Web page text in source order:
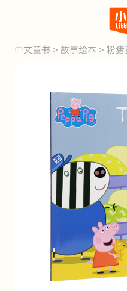
中文童书 > 故事绘本> 粉猪